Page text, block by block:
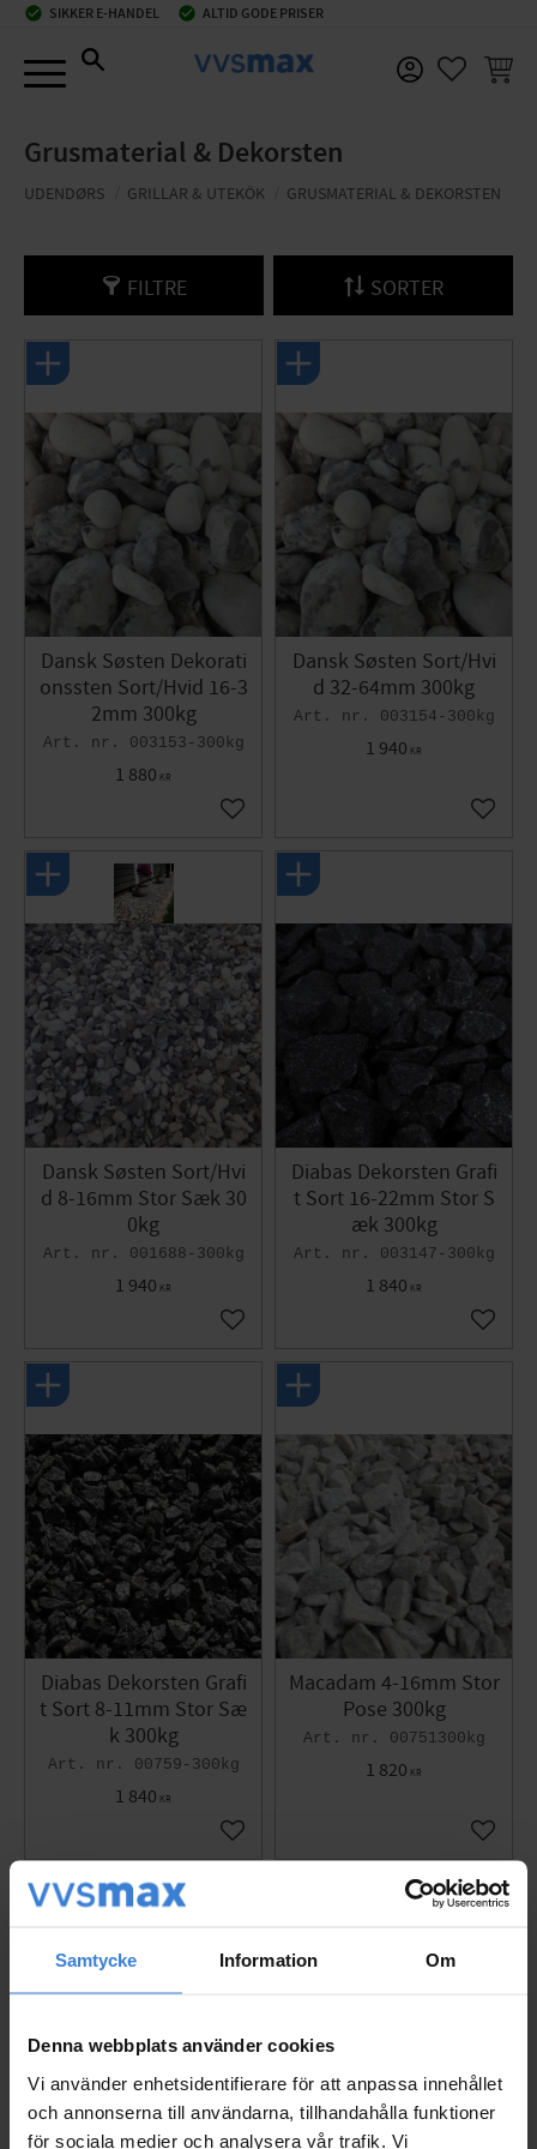
Samtycke Information Om
Denna webbplats använder cookies
Vi använder enhetsidentifierare för att anpassa innehållet
och annonserna till användarna, tillhandahålla funktioner
för sociala medier och analysera vår trafik. Vi
check_circle SIKKER E-HANDEL check_circle ALTID GODE PRISER
Grusmaterial & Dekorsten
UDENDØRS GRILLAR & UTEKÖK GRUSMATERIAL & DEKORSTEN
FILTRE SORTER
Dansk Søsten Dekorati
onssten Sort/Hvid 16-3
2mm 300kg
003153-300kg
1 880 KR
Gem som favorit
Dansk Søsten Sort/Hvi
d 32-64mm 300kg
003154-300kg
1 940 KR
Gem
Dansk Søsten Sort/Hvi
d 8-16mm Stor Sæk 30
0kg
001688-300kg
1 940 KR
Gem som favorit
Diabas Dekorsten Grafi
t Sort 16-22mm Stor S
æk 300kg
003147-300kg
1 840 KR
Gem
Diabas Dekorsten Grafi
t Sort 8-11mm Stor Sæ
k 300kg
00759-300kg
1 840 KR
Gem som favorit
Macadam 4-16mm Stor
Pose 300kg
00751300kg
1 820 KR
Gem